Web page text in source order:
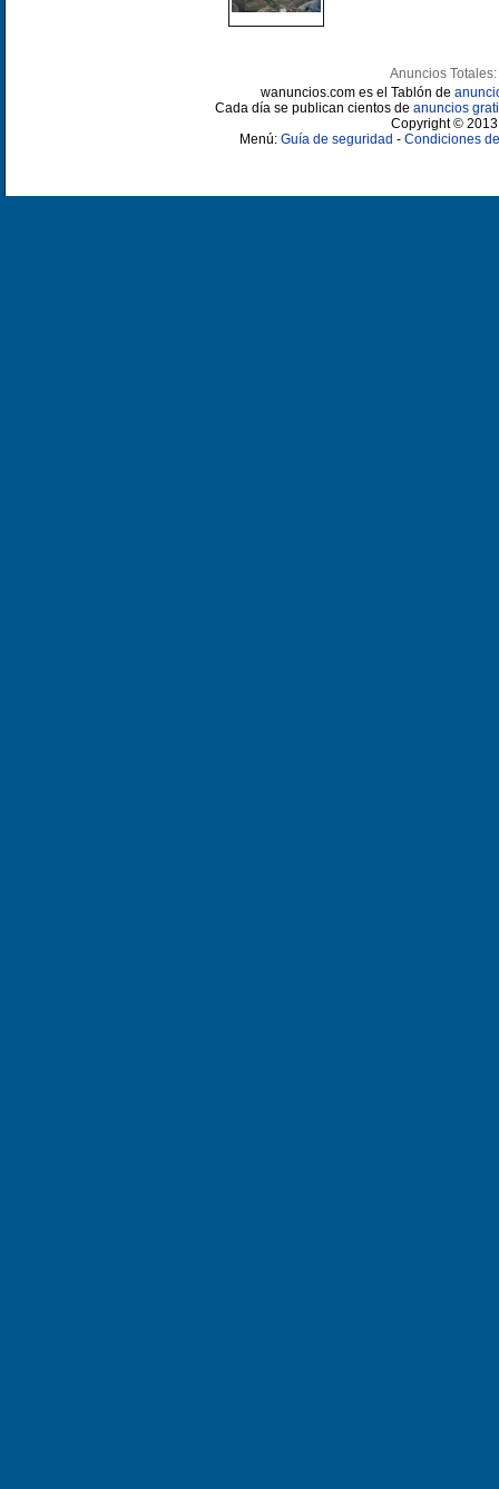
Anuncios Totales:
wanuncios.com es el Tablón de
Cada día se publican cientos de anuncios
Copyright ©
Menú: Guía de seguridad - Condiciones